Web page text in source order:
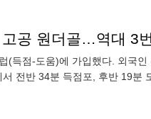
공 원더골…역대 3
(득점-도움)에 가입했다. 외국
전반 34분 득점포, 후반 19분